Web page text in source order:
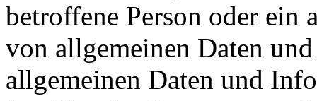
betroffene Person oder ein
von allgemeinen Daten
allgemeinen Daten und